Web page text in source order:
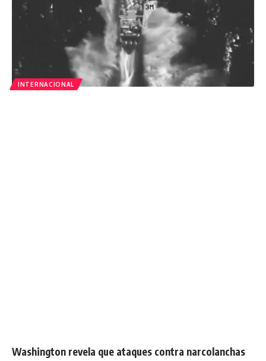
INTERNACIONAL
Washington revela que ataques contra narcolanchas